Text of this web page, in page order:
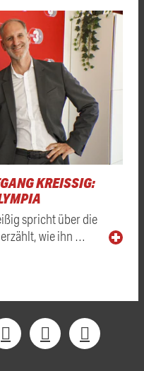
KREISSIG: Z
spricht über die
wie ihn …